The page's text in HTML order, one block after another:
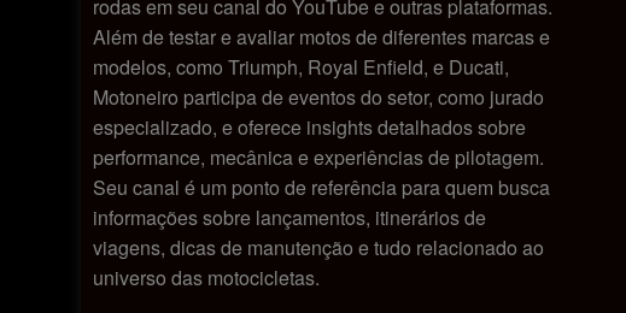
rodas em seu canal do YouTube e outras plataformas.
Além de testar e avaliar motos de diferentes marcas e
modelos, como Triumph, Royal Enfield, e Ducati,
Motoneiro participa de eventos do setor, como jurado
especializado, e oferece insights detalhados sobre
performance, mecânica e experiências de pilotagem.
Seu canal é um ponto de referência para quem busca
informações sobre lançamentos, itinerários de
viagens, dicas de manutenção e tudo relacionado ao
universo das motocicletas.